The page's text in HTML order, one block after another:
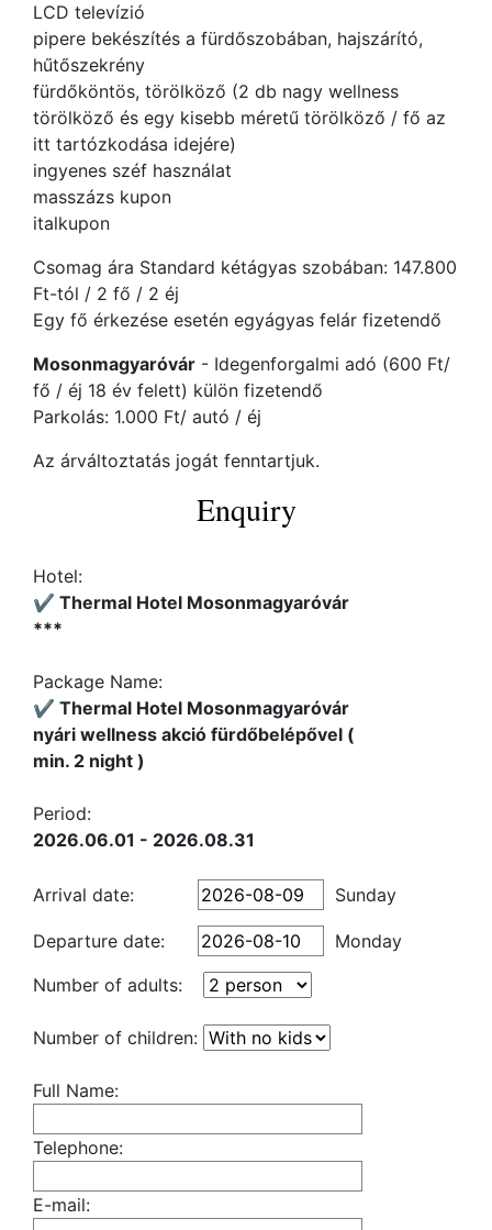
LCD televízió
pipere bekészítés a fürdőszobában, hajszárító,
hűtőszekrény
fürdőköntös, törölköző (2 db nagy wellness
törölköző és egy kisebb méretű törölköző / fő az
itt tartózkodása idejére)
ingyenes széf használat
masszázs kupon
italkupon
Csomag ára Standard kétágyas szobában: 147.800
Ft-tól / 2 fő / 2 éj
Egy fő érkezése esetén egyágyas felár fizetendő
Mosonmagyaróvár - Idegenforgalmi adó (600 Ft/
fő / éj 18 év felett) külön fizetendő
Parkolás: 1.000 Ft/ autó / éj
Az árváltoztatás jogát fenntartjuk.
Enquiry
Hotel:
✔️ Thermal Hotel Mosonmagyaróvár
***
Package Name:
✔️ Thermal Hotel Mosonmagyaróvár
nyári wellness akció fürdőbelépővel (
min. 2 night )
Period:
2026.06.01 - 2026.08.31
Arrival date: Sunday
Departure date:
Monday
Number of adults:
Number of children:
Full Name:
Telephone:
E-mail: